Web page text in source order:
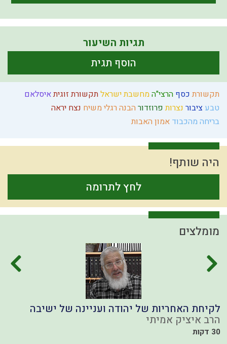
תקשורת כסף הרצי"המחשבת ישראלתקשורת זוגיתאיסלאם
טבע ציבור נצרותפרוזדור הבנהרגלי משיח נצח יראה
בריחה מהכבוד אמון האבות
היה שותף!
לחץ לתרומה
תגיות השיעור
הוסף תגית
מומלצים
לקיחת האחריות של יהודה ועניינה של ישיבה
הרב איציק אמיתי
30 דקות